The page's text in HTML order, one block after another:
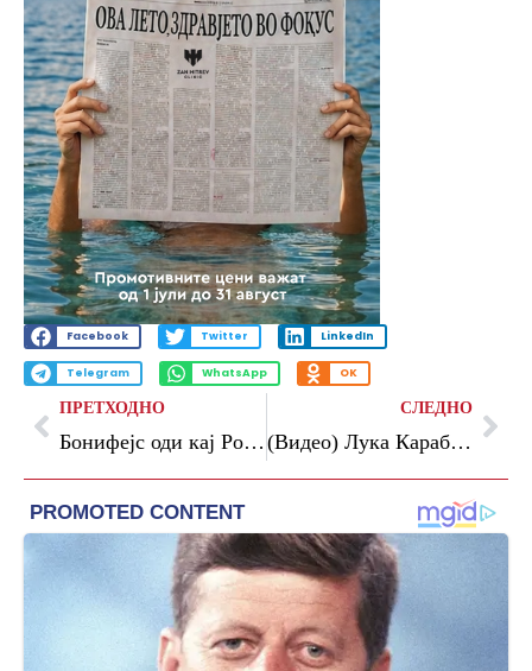
Facebook Twitter LinkedIn
Telegram WhatsApp OK
ПРЕТХОДНО
Бонифејс оди кај Роналдо и Мане – Втора најголема продажба во историјата на Баер Леверкузен
СЛЕДНО
(Видео) Лука Карабатиќ го расплака Египет – Франција избори полуфинале на СП